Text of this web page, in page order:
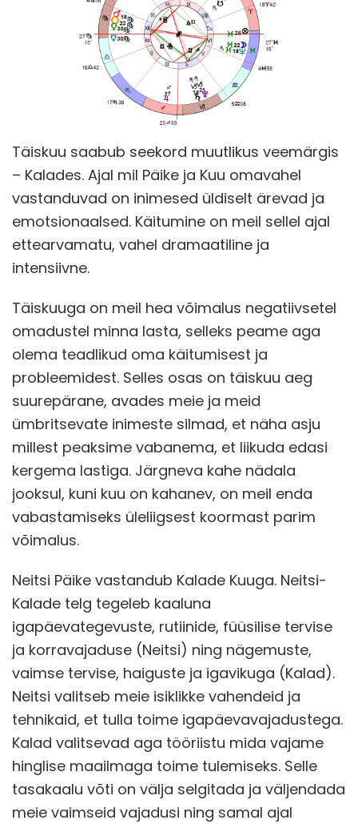
Täiskuu saabub seekord muutlikus veemärgis
– Kalades. Ajal mil Päike ja Kuu omavahel
vastanduvad on inimesed üldiselt ärevad ja
emotsionaalsed. Käitumine on meil sellel ajal
ettearvamatu, vahel dramaatiline ja
intensiivne.
Täiskuuga on meil hea võimalus negatiivsetel
omadustel minna lasta, selleks peame aga
olema teadlikud oma käitumisest ja
probleemidest. Selles osas on täiskuu aeg
suurepärane, avades meie ja meid
ümbritsevate inimeste silmad, et näha asju
millest peaksime vabanema, et liikuda edasi
kergema lastiga. Järgneva kahe nädala
jooksul, kuni kuu on kahanev, on meil enda
vabastamiseks üleliigsest koormast parim
võimalus.
Neitsi Päike vastandub Kalade Kuuga. Neitsi-
Kalade telg tegeleb kaaluna
igapäevategevuste, rutiinide, füüsilise tervise
ja korravajaduse (Neitsi) ning nägemuste,
vaimse tervise, haiguste ja igavikuga (Kalad).
Neitsi valitseb meie isiklikke vahendeid ja
tehnikaid, et tulla toime igapäevavajadustega.
Kalad valitsevad aga tööriistu mida vajame
hinglise maailmaga toime tulemiseks. Selle
tasakaalu võti on välja selgitada ja väljendada
meie vaimseid vajadusi ning samal ajal